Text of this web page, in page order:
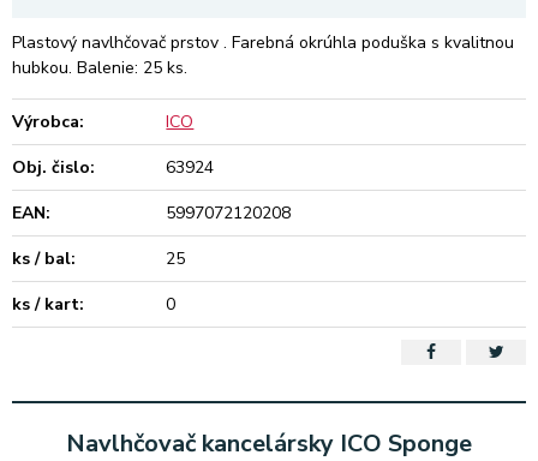
Plastový navlhčovač prstov . Farebná okrúhla poduška s kvalitnou
hubkou. Balenie: 25 ks.
Výrobca:
ICO
Obj. čislo:
63924
EAN:
5997072120208
ks / bal:
25
ks / kart:
0
Navlhčovač kancelársky ICO Sponge